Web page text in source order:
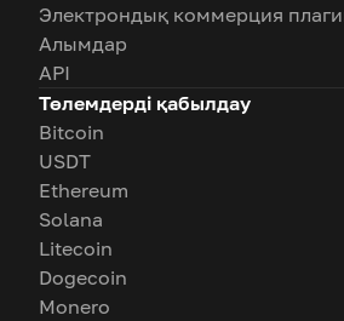
Электрондық коммерция
Алымдар
API
Төлемдерді қабылдау
Bitcoin
USDT
Ethereum
Solana
Litecoin
Dogecoin
Monero